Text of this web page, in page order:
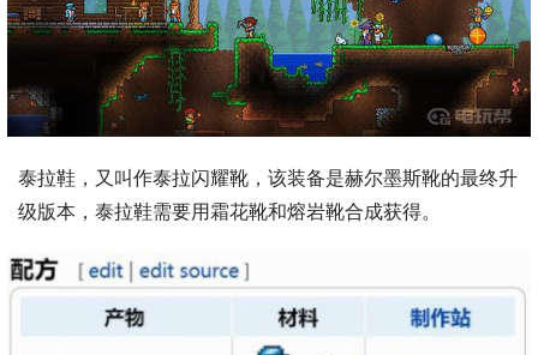
泰拉鞋，又叫作泰拉闪耀靴，该装备是赫尔墨斯靴的最终升
级版本，泰拉鞋需要用霜花靴和熔岩靴合成获得。